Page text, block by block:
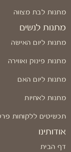
מתנות לבת מצווה
מתנות לנשים
מתנות ליום האישה
מתנות פינוק ואווירה
מתנות ליום האם
מתנות לאחיות
תכשיטים ללקוחות
אודותינו
דף הבית